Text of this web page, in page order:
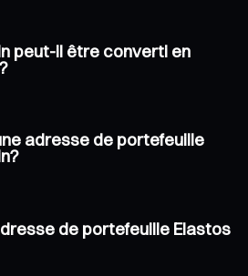
peut-il être converti en
adresse de portefeuille
de portefeuille Elastos